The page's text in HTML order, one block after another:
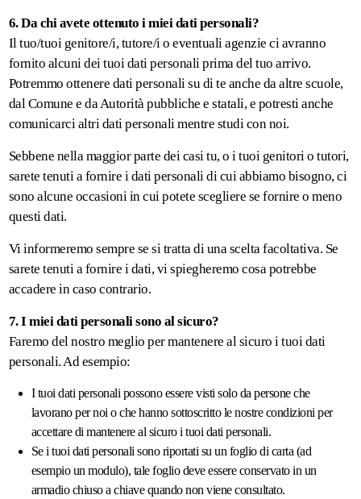
6. Da chi avete ottenuto i miei dati personali?
Il tuo/tuoi genitore/i, tutore/i o eventuali agenzie ci avranno
fornito alcuni dei tuoi dati personali prima del tuo arrivo.
Potremmo ottenere dati personali su di te anche da altre scuole,
dal Comune e da Autorità pubbliche e statali, e potresti anche
comunicarci altri dati personali mentre studi con noi.
Sebbene nella maggior parte dei casi tu, o i tuoi genitori o tutori,
sarete tenuti a fornire i dati personali di cui abbiamo bisogno, ci
sono alcune occasioni in cui potete scegliere se fornire o meno
questi dati.
Vi informeremo sempre se si tratta di una scelta facoltativa. Se
sarete tenuti a fornire i dati, vi spiegheremo cosa potrebbe
accadere in caso contrario.
7. I miei dati personali sono al sicuro?
Faremo del nostro meglio per mantenere al sicuro i tuoi dati
personali. Ad esempio:
I tuoi dati personali possono essere visti solo da persone che
lavorano per noi o che hanno sottoscritto le nostre condizioni per
accettare di mantenere al sicuro i tuoi dati personali.
Se i tuoi dati personali sono riportati su un foglio di carta (ad
esempio un modulo), tale foglio deve essere conservato in un
armadio chiuso a chiave quando non viene consultato.